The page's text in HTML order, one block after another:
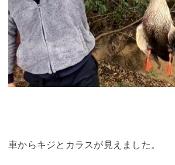
車からキジとカラスが見えました。